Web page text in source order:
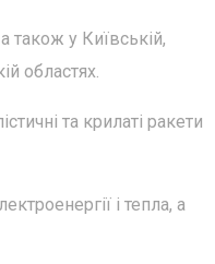
також у Київській,
областях.
та крилаті ракети
і тепла, а